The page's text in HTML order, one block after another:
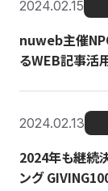
2024.02.15
nuweb主催
るWEB記事活
2024.02.13
2024年も継続
ング